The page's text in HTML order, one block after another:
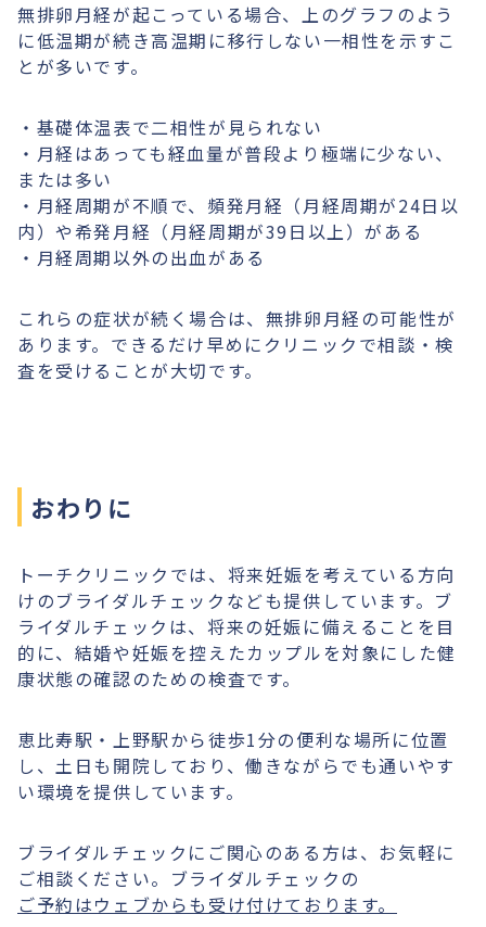
無排卵月経が起こっている場合、上のグラフのよう
に低温期が続き高温期に移行しない一相性を示すこ
とが多いです。
・基礎体温表で二相性が見られない
・月経はあっても経血量が普段より極端に少ない、
または多い
・月経周期が不順で、頻発月経（月経周期が24日以
内）や希発月経（月経周期が39日以上）がある
・月経周期以外の出血がある
これらの症状が続く場合は、無排卵月経の可能性が
あります。できるだけ早めにクリニックで相談・検
査を受けることが大切です。
おわりに
トーチクリニックでは、将来妊娠を考えている方向
けのブライダルチェックなども提供しています。ブ
ライダルチェックは、将来の妊娠に備えることを目
的に、結婚や妊娠を控えたカップルを対象にした健
康状態の確認のための検査です。
恵比寿駅・上野駅から徒歩1分の便利な場所に位置
し、土日も開院しており、働きながらでも通いやす
い環境を提供しています。
ブライダルチェックにご関心のある方は、お気軽に
ご相談ください。ブライダルチェックの
ご予約はウェブからも受け付けております。